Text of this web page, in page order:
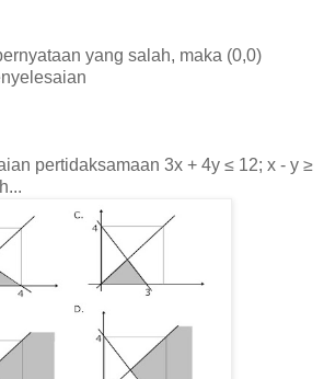
yang salah, maka (0,0)
pertidaksamaan 3x + 4y ≤ 12; x - y ≥
...